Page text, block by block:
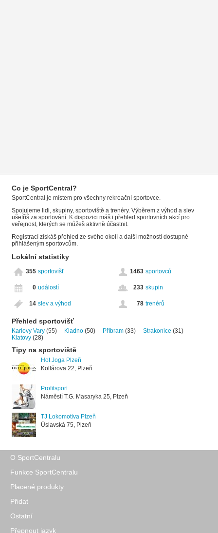
Co je SportCentral?
SportCentral je místem pro všechny rekreační sportovce.
Spojujeme lidi, skupiny, sportoviště a trenéry. Výběrem z výhod a slev
ušetříš za sportování. K dispozici máš i přehled sportovních akcí pro
veřejnost, kterých se můžeš aktivně účastnit.
Registrací získáš přehled ze svého okolí a další možnosti dostupné
přihlášeným sportovcům.
Lokální statistiky
355 sportovišť 1463 sportovců
0 událostí 233 skupin
14 slev a výhod 78 trenérů
Přehled sportovišť
Karlovy Vary (55) Kladno (50) Příbram (33) Strakonice (31)
Klatovy (28)
Tipy na sportoviště
Hot Joga Plzeň
Kollárova 22, Plzeň
Profitsport
Náměstí T.G. Masaryka 25, Plzeň
TJ Lokomotiva Plzeň
Úslavská 75, Plzeň
O SportCentralu
Funkce SportCentralu
Placené produkty
Přidat
Ostatní
Přepnout jazyk